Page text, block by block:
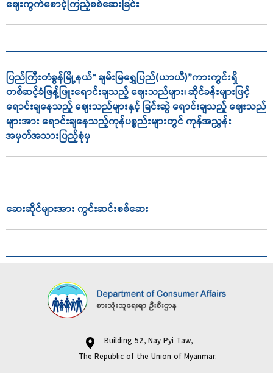
ဈေးကွက်စောင့်ကြည့်စစ်ဆေးခြင်း
ပြည်ကြီးတံခွန်မြို့နယ်“ ချမ်းမြရွှေပြည်(ယာယီ)”ကားကွင်းရှိ
တစ်ဆင့်ခံဖြန့်ဖြူးရောင်းချသည့် ဈေးသည်များ၊ ဆိုင်ခန်းများဖြင့်
ရောင်းချနေသည့် ဈေးသည်များနှင့် ခြင်းဆွဲ ရောင်းချသည့် ဈေးသည်
များအား ရောင်းချနေသည့်ကုန်ပစ္စည်းများတွင် ကုန်အညွှန်း
အမှတ်အသားပြည့်စုံမှ
ဆေးဆိုင်များအား ကွင်းဆင်းစစ်ဆေး
Building 52, Nay Pyi Taw,
The Republic of the Union of Myanmar.